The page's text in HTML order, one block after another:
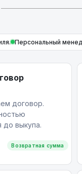
Персональный
Возвратная сумма
договор.
до выкупа.